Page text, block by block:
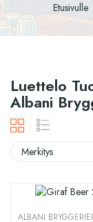
Etusivulle
Luettelo
Albani
Merkitys
ALBANI